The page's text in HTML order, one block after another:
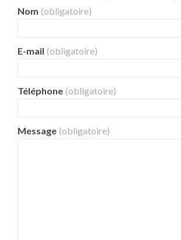
Nom (obligatoire)
E-mail (obligatoire)
Téléphone (obligatoire)
Message (obligatoire)